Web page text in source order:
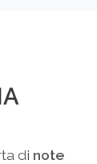
di note